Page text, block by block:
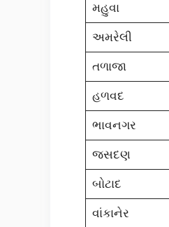
મહુવા
અમરેલી
તળાજા
હળવદ
ભાવનગર
જસદણ
બોટાદ
વાંકાનેર